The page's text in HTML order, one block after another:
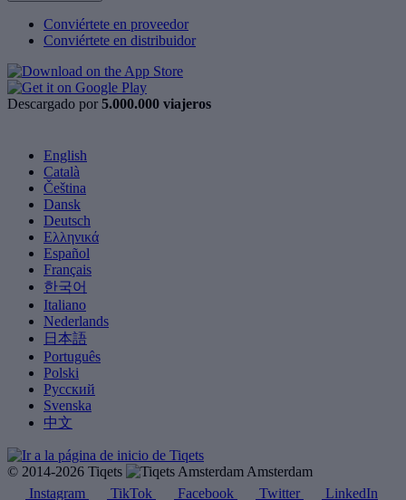
Conviértete en proveedor
Conviértete en distribuidor
Descargado por 5.000.000 viajeros
English
Català
Čeština
Dansk
Deutsch
Ελληνικά
Español
Français
한국어
Italiano
Nederlands
日本語
Português
Polski
Русский
Svenska
中文
© 2014-2026 Tiqets
Amsterdam
Instagram
TikTok Facebook Twitter LinkedIn